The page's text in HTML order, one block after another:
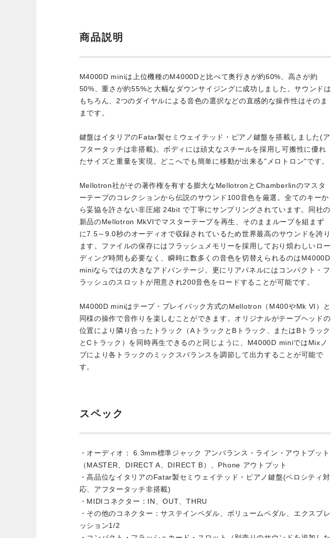
商品説明
M4000D miniは上位機種のM4000Dと比べて奥行きが約60%、高さが約
50%、重さが約55%と大幅なダウンサイジングに成功しました。サウンドは
もちろん、2つのダイヤルによる音色の選択などの直感的な操作性はそのま
まです。
鍵盤はイタリアのFatar製セミウェイテッド・ピアノ鍵盤を搭載しました(ア
フタータッチは非搭載)。ボディには頑丈なスチールを採用し可搬性に優れ
たサイズと重量を実現。どこへでも簡単に移動が出来る"メロトロン"です。
Mellotron社がその著作権を有する膨大なMellotronとChamberlinのマスタ
ーテープのコレクションから伝説のサウンド100音色を厳選。全てのキーか
ら妥協を許さない非圧縮 24bit で丁寧にサンプリングされています。同社の
新品のMellotron MkVIでマスターテープを再生、そのままループを組まず
に7.5～9.0秒のオーディオで収録されているため世界最高のサウンドを誇り
ます。ファイルの保存にはフラッシュメモリーを採用しており煩わしいロー
ディング時間も必要なく、瞬時に数多くの音色を切替えられるのはM4000D
miniならではの大きなアドバンテージ。更にリアパネルにはコンパクト・フ
ラッシュのスロットが用意され200音色をロードすることが可能です。
M4000D miniはテープ・プレイバック方式のMellotron（M400やMk VI）と
同様の操作で音作りを楽しむことができます。オリジナルがテープヘッドの
位置により隣り合ったトラック（AトラックとBトラック、またはBトラック
とCトラック）を同時再生できるのと同じように、M4000D miniではMixノ
ブにより各トラックのミックスバランスを調節して出力することが可能で
す。
スペック
・オーディオ： 6.3mm標準ジャック アンバランス・ライン・アウトプット
（MASTER、DIRECT A、DIRECT B）、Phone アウトプット
・高品位なイタリアのFatar製セミウェイテッド・ピアノ鍵盤(ベロシティ対
応、アフタータッチ非搭載)
・MIDIコネクター：IN、OUT、THRU
・その他のコネクター：サステインペダル、ボリュームペダル、エクスプレ
ッション1/2